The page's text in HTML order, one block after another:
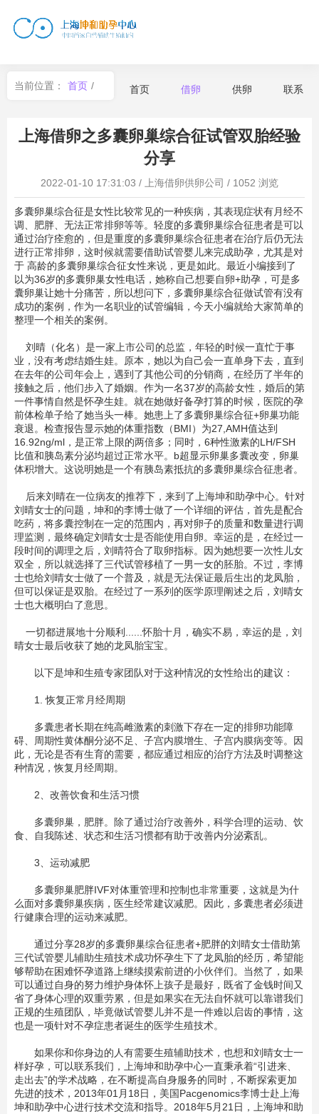
首页 借卵 供卵 联系
当前位置： 首页 /
上海借卵之多囊卵巢综合征试管双胎经验
分享
2022-01-10 17:31:03 / 上海借卵供卵公司 / 1052 浏览
多囊卵巢综合征是女性比较常见的一种疾病，其表现症状有月经不
调、肥胖、无法正常排卵等等。轻度的多囊卵巢综合征患者是可以
通过治疗痊愈的，但是重度的多囊卵巢综合征患者在治疗后仍无法
进行正常排卵，这时候就需要借助试管婴儿来完成助孕，尤其是对
于 高龄的多囊卵巢综合征女性来说，更是如此。最近小编接到了
以为36岁的多囊卵巢女性电话，她称自己想要自卵+助孕，可是多
囊卵巢让她十分痛苦，所以想问下，多囊卵巢综合征做试管有没有
成功的案例，作为一名职业的试管编辑，今天小编就给大家简单的
整理一个相关的案例。
刘晴（化名）是一家上市公司的总监，年轻的时候一直忙于事
业，没有考虑结婚生娃。原本，她以为自己会一直单身下去，直到
在去年的公司年会上，遇到了其他公司的分销商，在经历了半年的
接触之后，他们步入了婚姻。作为一名37岁的高龄女性，婚后的第
一件事情自然是怀孕生娃。就在她做好备孕打算的时候，医院的孕
前体检单子给了她当头一棒。她患上了多囊卵巢综合征+卵巢功能
衰退。检查报告显示她的体重指数（BMI）为27,AMH值达到
16.92ng/ml，是正常上限的两倍多；同时，6种性激素的LH/FSH
比值和胰岛素分泌均超过正常水平。b超显示卵巢多囊改变，卵巢
体积增大。这说明她是一个有胰岛素抵抗的多囊卵巢综合征患者。
后来刘晴在一位病友的推荐下，来到了上海坤和助孕中心。针对
刘晴女士的问题，坤和的李博士做了一个详细的评估，首先是配合
吃药，将多囊控制在一定的范围内，再对卵子的质量和数量进行调
理监测，最终确定刘晴女士是否能使用自卵。幸运的是，在经过一
段时间的调理之后，刘晴符合了取卵指标。因为她想要一次性儿女
双全，所以就选择了三代试管移植了一男一女的胚胎。不过，李博
士也给刘晴女士做了一个普及，就是无法保证最后生出的龙凤胎，
但可以保证是双胎。在经过了一系列的医学原理阐述之后，刘晴女
士也大概明白了意思。
一切都进展地十分顺利......怀胎十月，确实不易，幸运的是，刘
晴女士最后收获了她的龙凤胎宝宝。
以下是坤和生殖专家团队对于这种情况的女性给出的建议：
1. 恢复正常月经周期
多囊患者长期在纯高雌激素的刺激下存在一定的排卵功能障
碍、周期性黄体酮分泌不足、子宫内膜增生、子宫内膜病变等。因
此，无论是否有生育的需要，都应通过相应的治疗方法及时调整这
种情况，恢复月经周期。
2、改善饮食和生活习惯
多囊卵巢，肥胖。除了通过治疗改善外，科学合理的运动、饮
食、自我陈述、状态和生活习惯都有助于改善内分泌紊乱。
3、运动减肥
多囊卵巢肥胖IVF对体重管理和控制也非常重要，这就是为什
么面对多囊卵巢疾病，医生经常建议减肥。因此，多囊患者必须进
行健康合理的运动来减肥。
通过分享28岁的多囊卵巢综合征患者+肥胖的刘晴女士借助第
三代试管婴儿辅助生殖技术成功怀孕生下了龙凤胎的经历，希望能
够帮助在困难怀孕道路上继续摸索前进的小伙伴们。当然了，如果
可以通过自身的努力维护身体怀上孩子是最好，既省了金钱时间又
省了身体心理的双重劳累，但是如果实在无法自怀就可以靠谱我们
正规的生殖团队，毕竟做试管婴儿并不是一件难以启齿的事情，这
也是一项针对不孕症患者诞生的医学生殖技术。
如果你和你身边的人有需要生殖辅助技术，也想和刘晴女士一
样好孕，可以联系我们，上海坤和助孕中心一直秉承着“引进来、
走出去”的学术战略，在不断提高自身服务的同时，不断探索更加
先进的技术，2013年01月18日，美国Pacgenomics李博士赴上海
坤和助孕中心进行技术交流和指导。2018年5月21日，上海坤和助